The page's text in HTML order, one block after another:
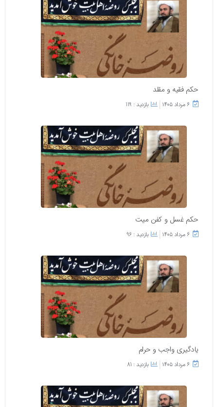
حکم فقیه و مقلد
۶ مرداد ۱۴۰۵ بازدید : 119
حکم غسل و کفن میت
۶ مرداد ۱۴۰۵ بازدید : 96
یادگیری واجب و حرام
۶ مرداد ۱۴۰۵ بازدید : 81